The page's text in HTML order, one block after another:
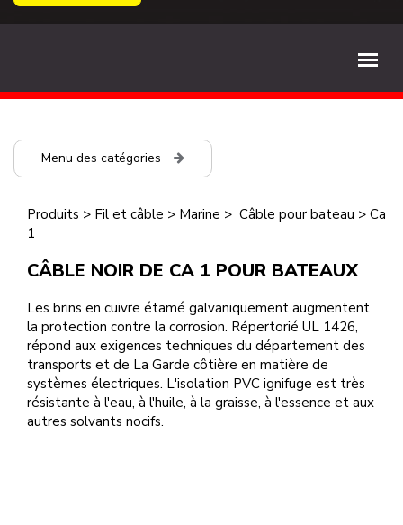
Menu des catégories
Produits > Fil et câble > Marine > Câble pour bateau > Ca
1
CÂBLE NOIR DE CA 1 POUR BATEAUX
Les brins en cuivre étamé galvaniquement augmentent
la protection contre la corrosion. Répertorié UL 1426,
répond aux exigences techniques du département des
transports et de La Garde côtière en matière de
systèmes électriques. L'isolation PVC ignifuge est très
résistante à l'eau, à l'huile, à la graisse, à l'essence et aux
autres solvants nocifs.